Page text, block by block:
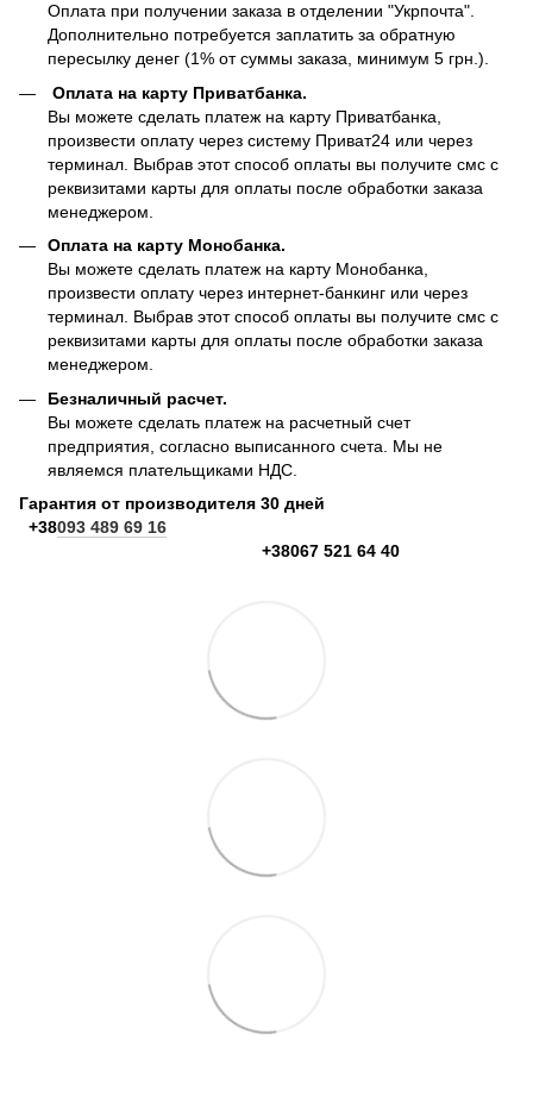
Оплата при получении заказа в отделении "Укрпочта".
Дополнительно потребуется заплатить за обратную
пересылку денег (1% от суммы заказа, минимум 5 грн.).
Оплата на карту Приватбанка.
Вы можете сделать платеж на карту Приватбанка,
произвести оплату через систему Приват24 или через
терминал. Выбрав этот способ оплаты вы получите смс с
реквизитами карты для оплаты после обработки заказа
менеджером.
Оплата на карту Монобанка.
Вы можете сделать платеж на карту Монобанка,
произвести оплату через интернет-банкинг или через
терминал. Выбрав этот способ оплаты вы получите смс с
реквизитами карты для оплаты после обработки заказа
менеджером.
Безналичный расчет.
Вы можете сделать платеж на расчетный счет
предприятия, согласно выписанного счета. Мы не
являемся плательщиками НДС.
Гарантия от производителя 30 дней
+38093 489 69 16
+38067 521 64 40